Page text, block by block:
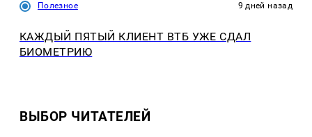
Полезное 9 дней назад
КАЖДЫЙ ПЯТЫЙ КЛИЕНТ ВТБ УЖЕ СДАЛ
БИОМЕТРИЮ
ВЫБОР ЧИТАТЕЛЕЙ